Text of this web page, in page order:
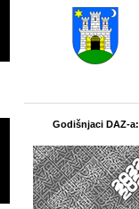
Godišnjaci DAZ-a: